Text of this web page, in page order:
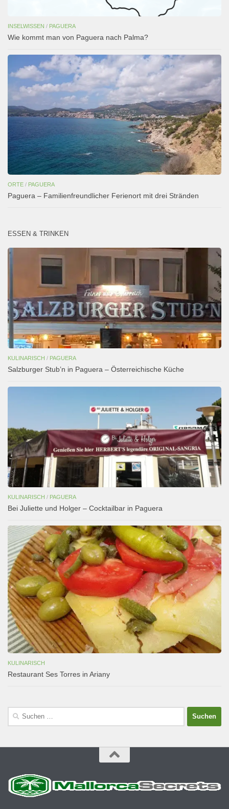
INSELWISSEN / PAGUERA
Wie kommt man von Paguera nach Palma?
ORTE / PAGUERA
Paguera – Familienfreundlicher Ferienort mit drei Stränden
ESSEN & TRINKEN
KULINARISCH / PAGUERA
Salzburger Stub’n in Paguera – Österreichische Küche
KULINARISCH / PAGUERA
Bei Juliette und Holger – Cocktailbar in Paguera
KULINARISCH
Restaurant Ses Torres in Ariany
Suchen